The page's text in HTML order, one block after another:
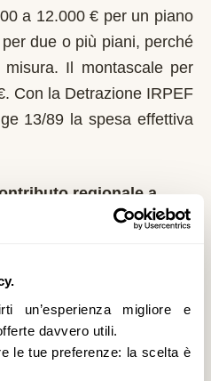
un’esperienza migliore e
davvero utili.
le tue preferenze: la scelta è
a 12.000 € per un piano
due o più piani, perché
Il montascale per
Con la Detrazione IRPEF
13/89 la spesa effettiva
regionale a
al Comune entro
Regione Piemonte integra
graduatorie su base
a fondo perduto che si